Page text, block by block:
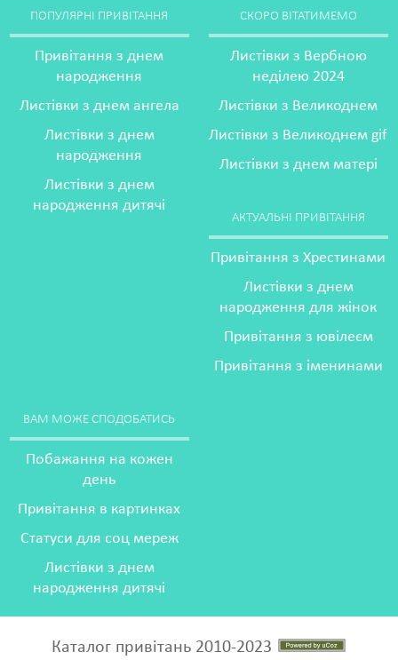
ПОПУЛЯРНІ ПРИВІТАННЯ
Привітання з днем
народження
Листівки з днем ангела
Листівки з днем
народження
Листівки з днем
народження дитячі
СКОРО ВІТАТИМЕМО
Листівки з Вербною
неділею 2024
Листівки з Великоднем
Листівки з Великоднем gif
Листівки з днем матері
АКТУАЛЬНІ ПРИВІТАННЯ
Привітання з Хрестинами
Листівки з днем
народження для жінок
Привітання з ювілеєм
Привітання з іменинами
ВАМ МОЖЕ СПОДОБАТИСЬ
Побажання на кожен
день
Привітання в картинках
Статуси для соц мереж
Листівки з днем
народження дитячі
Каталог привітань 2010-2023